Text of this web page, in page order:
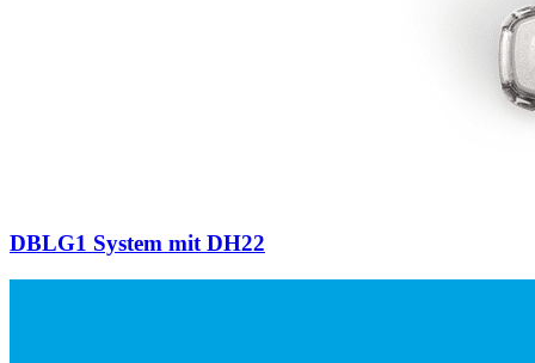
DBLG1 System mit DH22